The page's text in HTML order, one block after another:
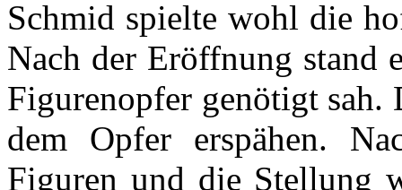
Schmid spielte wohl die
Nach der Eröffnung stand
Figurenopfer genötigt sah.
dem Opfer erspähen.
Figuren und die Stellung